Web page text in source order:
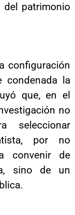
del patrimonio
configuración
la
que, en el
no
seleccionar
por no
convenir de
sino de un